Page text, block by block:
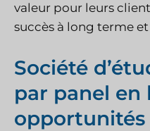
valeur pour leurs
succès à long terme
Société
par panel en
opportunités